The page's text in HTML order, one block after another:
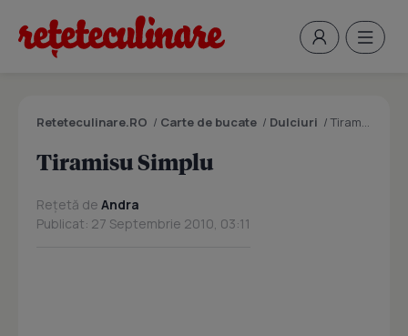
Reteteculinare.RO / Carte de bucate / Dulciuri /Tiramisu Simplu
Tiramisu Simplu
Rețetă de Andra
Publicat: 27 Septembrie 2010, 03:11